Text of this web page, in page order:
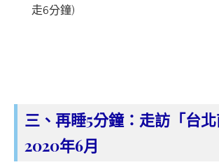
走6分鐘)
三、再睡5分鐘：走訪「台北
2020年6月